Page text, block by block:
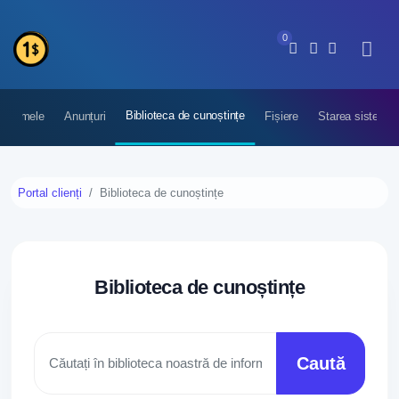
0
mele Anunțuri Biblioteca de cunoștințe Fișiere Starea
Portal clienți Biblioteca de cunoștințe
Biblioteca de cunoștințe
Caută